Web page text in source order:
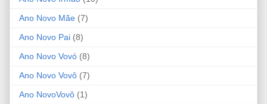
Ano Novo Mãe (7)
Ano Novo Pai (8)
Ano Novo Vovó (8)
Ano Novo Vovô (7)
Ano NovoVovô (1)